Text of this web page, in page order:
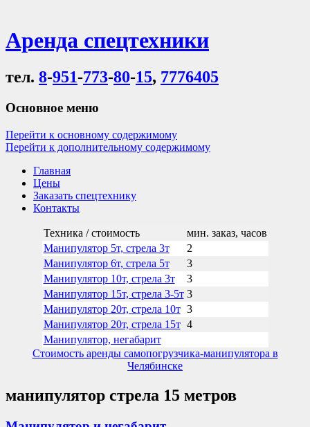
Аренда спецтехники
тел. 8-951-773-80-15, 7776405
Основное меню
Перейти к основному содержимому
Перейти к дополнительному содержимому
Главная
Цены
Заказать спецтехнику
Контакты
Техника / стоимость
мин. заказ, часов
Манипулятор 5т, стрела 3т
2
Манипулятор 6т, стрела 5т
3
Манипулятор 10т, стрела 3т
3
Манипулятор 15т, стрела 3-5т 3
Манипулятор 20т, стрела 10т 3
Манипулятор 20т, стрела 15т 4
Манипулятор, негабарит
Стоимость аренды самопогрузчика-манипулятора в
Челябинске
манипулятор стрела 15 метров